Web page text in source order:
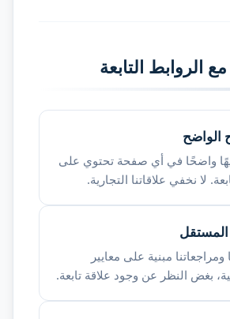
الروابط التابعة
الواضح
واضحًا في أي صفحة تحتوي على
لا نخفي علاقاتنا التجارية.
المستقل
ومراجعاتنا مبنية على معايير
بغض النظر عن وجود علاقة تابعة.